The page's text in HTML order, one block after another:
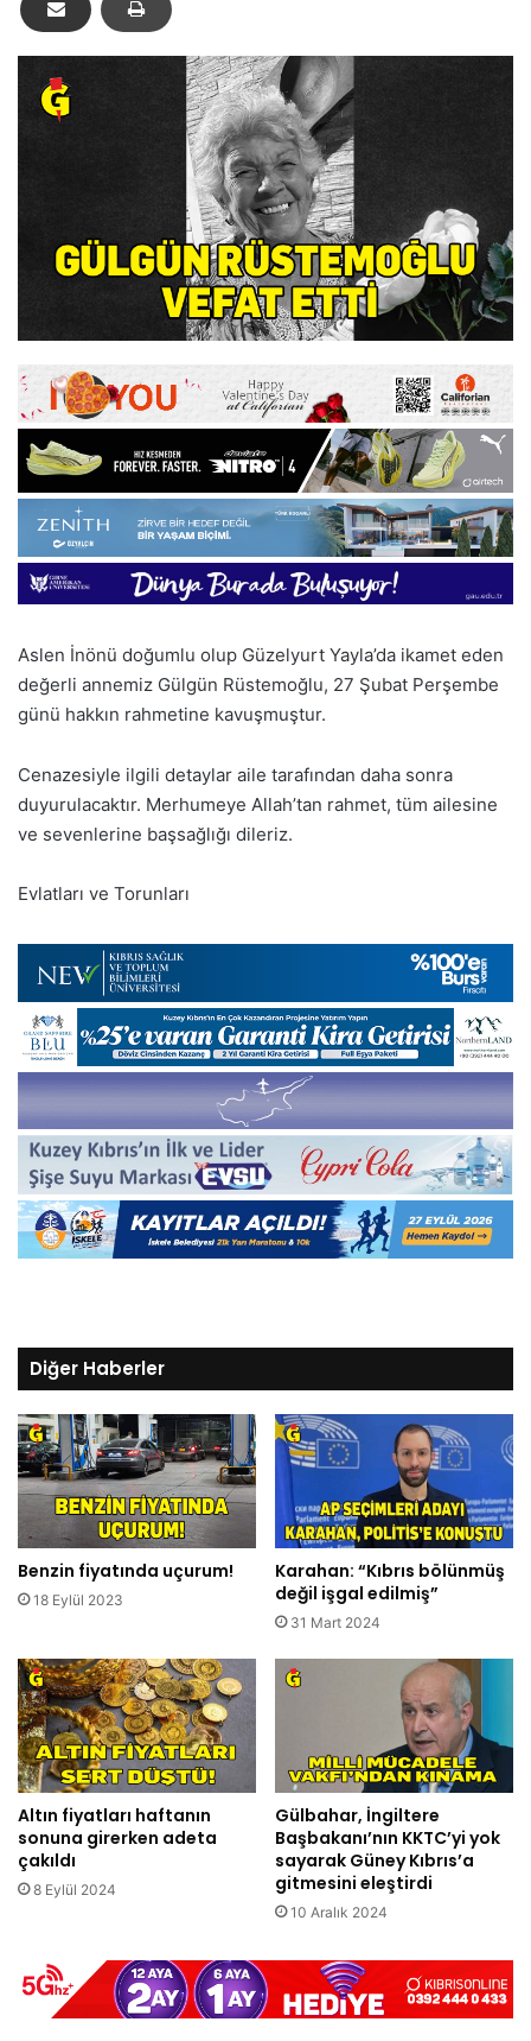
Aslen İnönü doğumlu olup Güzelyurt Yayla’da ikamet eden
değerli annemiz Gülgün Rüstemoğlu, 27 Şubat Perşembe
günü hakkın rahmetine kavuşmuştur.
Cenazesiyle ilgili detaylar aile tarafından daha sonra
duyurulacaktır. Merhumeye Allah’tan rahmet, tüm ailesine
ve sevenlerine başsağlığı dileriz.
Evlatları ve Torunları
Diğer Haberler
Benzin fiyatında uçurum!
18 Eylül 2023
Karahan: “Kıbrıs bölünmüş
değil işgal edilmiş”
31 Mart 2024
Altın fiyatları haftanın
sonuna girerken adeta
çakıldı
8 Eylül 2024
Gülbahar, İngiltere
Başbakanı’nın KKTC’yi yok
sayarak Güney Kıbrıs’a
gitmesini eleştirdi
10 Aralık 2024